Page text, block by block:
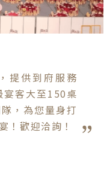
提供到府服務
宴客大至150桌
，為您量身打
！歡迎洽詢！